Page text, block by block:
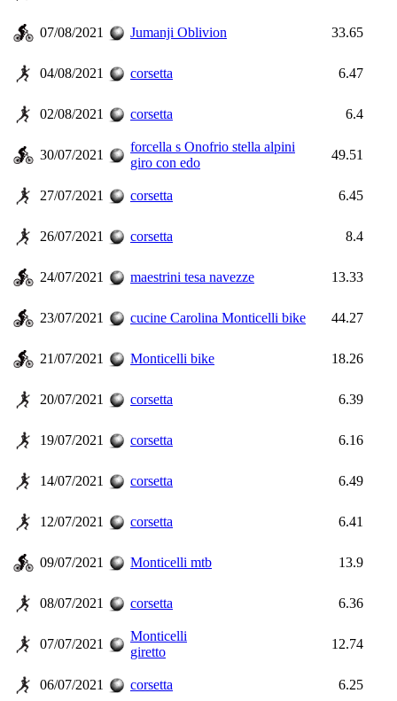
07/08/2021 Jumanji Oblivion 33.65
04/08/2021 corsetta 6.47
02/08/2021 corsetta 6.4
30/07/2021
forcella s Onofrio stella alpini
giro con edo
49.51
27/07/2021 corsetta 6.45
26/07/2021 corsetta 8.4
24/07/2021 maestrini tesa navezze 13.33
23/07/2021 cucine Carolina Monticelli bike 44.27
21/07/2021 Monticelli bike 18.26
20/07/2021 corsetta 6.39
19/07/2021 corsetta 6.16
14/07/2021 corsetta 6.49
12/07/2021 corsetta 6.41
09/07/2021 Monticelli mtb 13.9
08/07/2021 corsetta 6.36
07/07/2021
Monticelli
giretto
12.74
06/07/2021 corsetta 6.25